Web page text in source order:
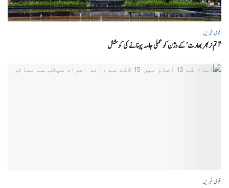
قومی خبریں
‘ آتم نربھر بھارت’ کے وژن کو عملی جامہ پہنانے کی کوشش
قومی خبریں